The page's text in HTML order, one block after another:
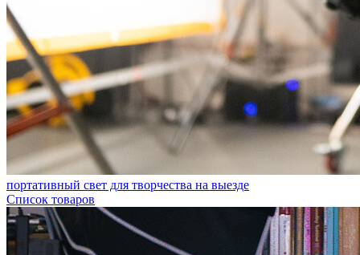
портативный свет для творчества на выезде
Список товаров